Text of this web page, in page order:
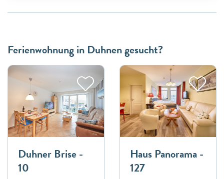
Ferienwohnung in Duhnen gesucht?
Duhner Brise -
10
Haus Panorama -
127